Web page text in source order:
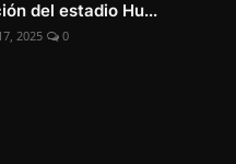
del estadio Hu...
2025 0